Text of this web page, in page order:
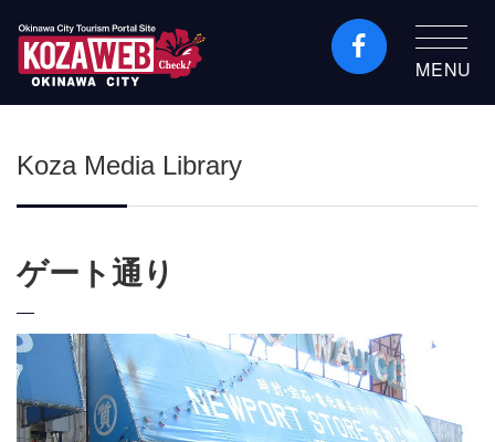
Okinawa City Tourism
MENU
Koza Media Library
ゲート通り